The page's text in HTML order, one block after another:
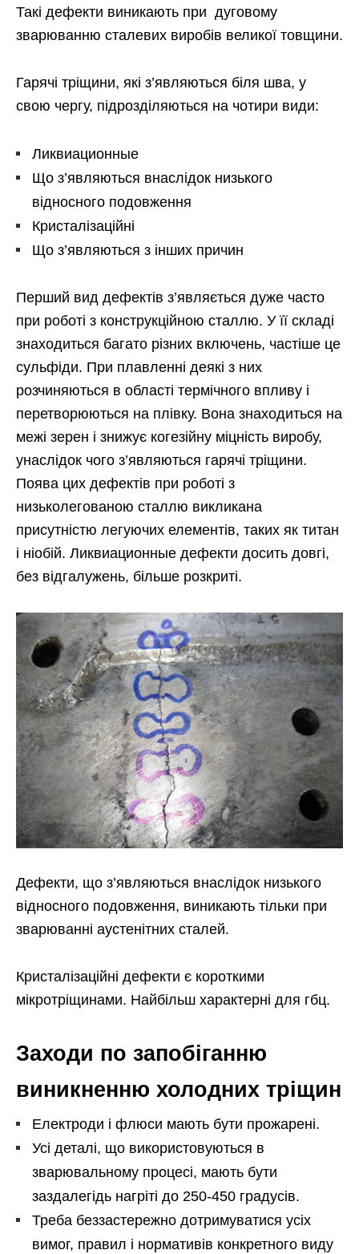
Такі дефекти виникають при дуговому
зварюванню сталевих виробів великої товщини.
Гарячі тріщини, які з’являються біля шва, у
свою чергу, підрозділяються на чотири види:
Ликвиационные
Що з’являються внаслідок низького
відносного подовження
Кристалізаційні
Що з’являються з інших причин
Перший вид дефектів з’являється дуже часто
при роботі з конструкційною сталлю. У її складі
знаходиться багато різних включень, частіше це
сульфіди. При плавленні деякі з них
розчиняються в області термічного впливу і
перетворюються на плівку. Вона знаходиться на
межі зерен і знижує когезійну міцність виробу,
унаслідок чого з’являються гарячі тріщини.
Поява цих дефектів при роботі з
низьколегованою сталлю викликана
присутністю легуючих елементів, таких як титан
і ніобій. Ликвиационные дефекти досить довгі,
без відгалужень, більше розкриті.
Дефекти, що з’являються внаслідок низького
відносного подовження, виникають тільки при
зварюванні аустенітних сталей.
Кристалізаційні дефекти є короткими
мікротріщинами. Найбільш характерні для гбц.
Заходи по запобіганню
виникненню холодних тріщин
Електроди і флюси мають бути прожарені.
Усі деталі, що використовуються в
зварювальному процесі, мають бути
заздалегідь нагріті до 250-450 градусів.
Треба беззастережно дотримуватися усіх
вимог, правил і нормативів конкретного виду